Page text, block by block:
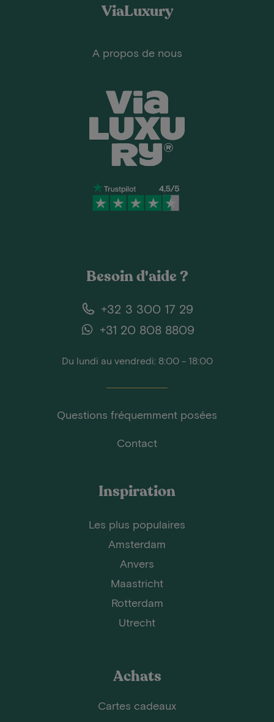
ViaLuxury
A propos de nous
Besoin d'aide ?
+32 3 300 17 29
+31 20 808 8809
Du lundi au vendredi: 8:00 - 18:00
Questions fréquemment posées
Contact
Inspiration
Les plus populaires
Amsterdam
Anvers
Maastricht
Rotterdam
Utrecht
Achats
Cartes cadeaux